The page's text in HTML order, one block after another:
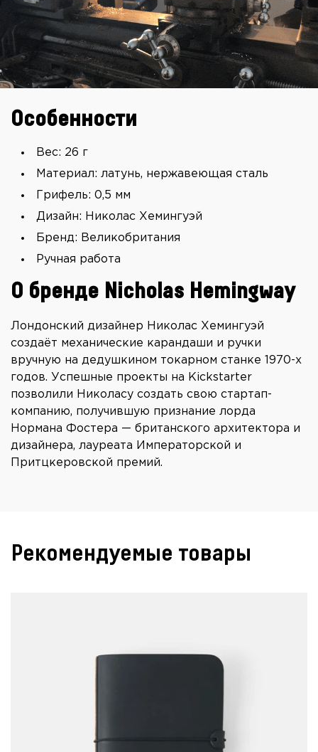
Особенности
Вес: 26 г
Материал: латунь, нержавеющая сталь
Грифель: 0,5 мм
Дизайн: Николас Хемингуэй
Бренд: Великобритания
Ручная работа
О бренде Nicholas Hemingway
Лондонский дизайнер Николас Хемингуэй
создаёт механические карандаши и ручки
вручную на дедушкином токарном станке 1970-х
годов. Успешные проекты на Kickstarter
позволили Николасу создать свою стартап-
компанию, получившую признание лорда
Нормана Фостера — британского архитектора и
дизайнера, лауреата Императорской и
Притцкеровской премий.
Рекомендуемые товары